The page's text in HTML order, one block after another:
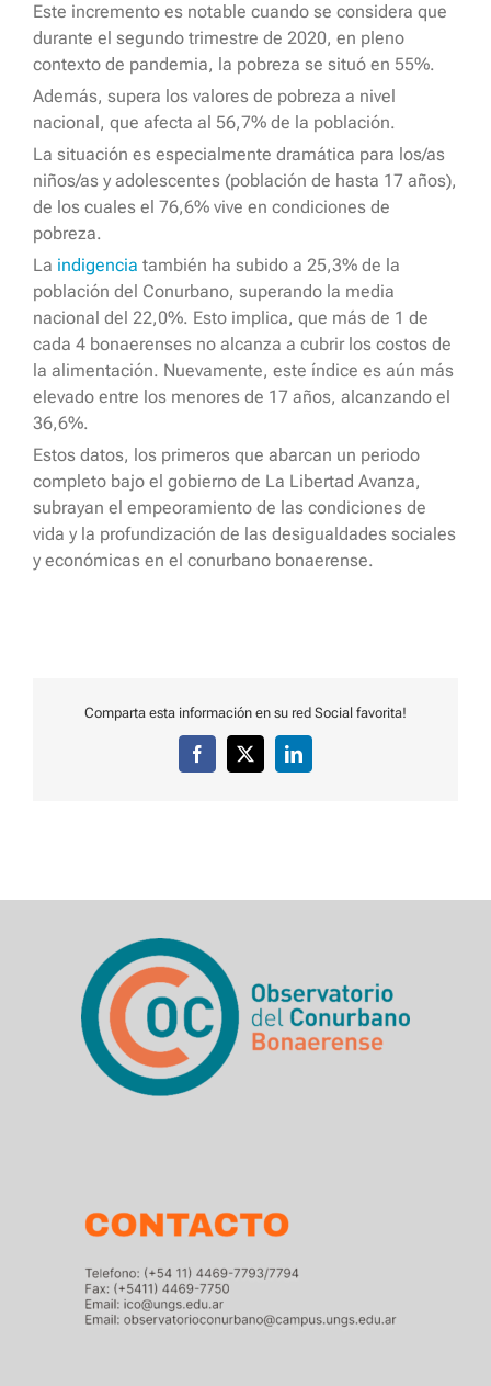
Este incremento es notable cuando se considera que
durante el segundo trimestre de 2020, en pleno
contexto de pandemia, la pobreza se situó en 55%.
Además, supera los valores de pobreza a nivel
nacional, que afecta al 56,7% de la población.
La situación es especialmente dramática para los/as
niños/as y adolescentes (población de hasta 17 años),
de los cuales el 76,6% vive en condiciones de
pobreza.
La indigencia también ha subido a 25,3% de la
población del Conurbano, superando la media
nacional del 22,0%. Esto implica, que más de 1 de
cada 4 bonaerenses no alcanza a cubrir los costos de
la alimentación. Nuevamente, este índice es aún más
elevado entre los menores de 17 años, alcanzando el
36,6%.
Estos datos, los primeros que abarcan un periodo
completo bajo el gobierno de La Libertad Avanza,
subrayan el empeoramiento de las condiciones de
vida y la profundización de las desigualdades sociales
y económicas en el conurbano bonaerense.
Comparta esta información en su red Social favorita!
Facebook
X LinkedIn